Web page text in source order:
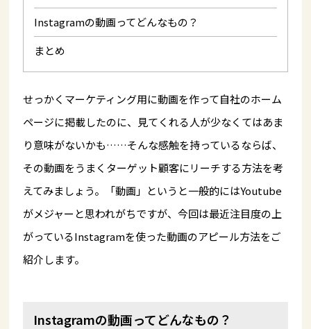
Instagramの動画ってどんなもの？
まとめ
せっかくマーケティング用に動画を作って自社のホーム
ページに掲載したのに、見てくれる人が少なくてはあま
り意味がないかも……そんな感触を持っているならば、
その動画をうまくターゲット顧客にリーチする方法を考
えてみましょう。「動画」というと一般的にはYoutube
がメジャーと思われがちですが、今回は最近注目度の上
がっているInstagramを使った動画のアピール方法をご
紹介します。
Instagramの動画ってどんなもの？